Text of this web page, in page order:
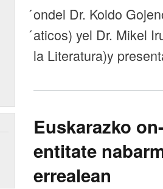
́ondel Dr. Koldo
́aticos) yel Dr. Mikel
la Literatura)y
Euskarazko
entitate
errealean